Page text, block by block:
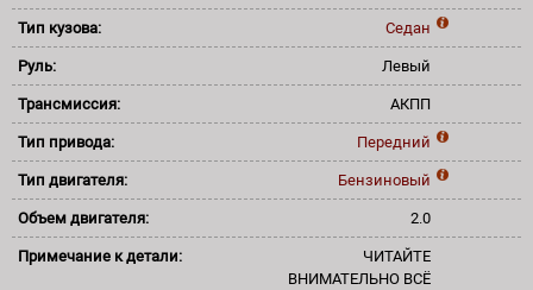
Тип кузова: Седан
Руль: Левый
Трансмиссия: АКПП
Тип привода: Передний
Тип двигателя: Бензиновый
Объем двигателя: 2.0
Примечание к детали:
ЧИТАЙТЕ
ВНИМАТЕЛЬНО ВСЁ